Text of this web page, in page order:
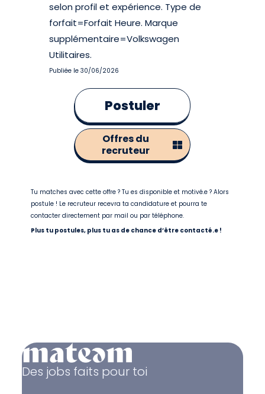
selon profil et expérience. Type de
forfait=Forfait Heure. Marque
supplémentaire=Volkswagen
Utilitaires.
Publiée le 30/06/2026
Postuler
Offres du
recruteur
Tu matches avec cette offre ? Tu es disponible et motivé.e ? Alors
postule ! Le recruteur recevra ta candidature et pourra te
contacter directement par mail ou par téléphone.
Plus tu postules, plus tu as de chance d’être contacté.e !
Des jobs faits pour toi